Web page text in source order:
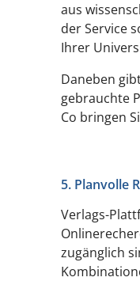
aus
der Service
Ihrer
Daneben
gebrauchte
Co bringen
5. Planvolle
Verlags-
zugänglich